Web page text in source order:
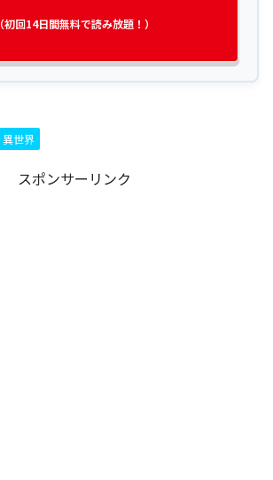
（初回14日間無料で読み放題！）
異世界
スポンサーリンク